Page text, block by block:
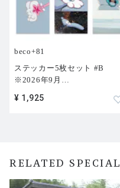
beco+81
ステッカー5枚セット #B
※2026年9月 …
¥ 1,925
RELATED SPECIAL